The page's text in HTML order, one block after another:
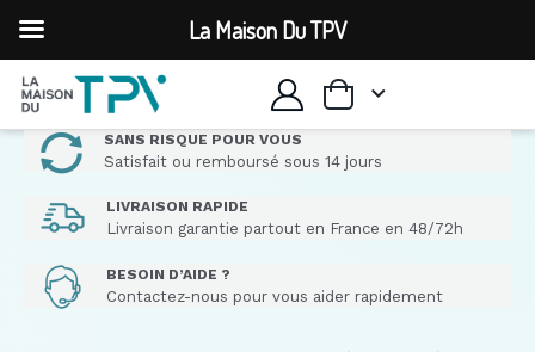
SANS RISQUE POUR VOUS
Satisfait ou remboursé sous 14 jours
LIVRAISON RAPIDE
Livraison garantie partout en France en 48/72h
BESOIN D’AIDE ?
Contactez-nous pour vous aider rapidement
La Maison Du TPV